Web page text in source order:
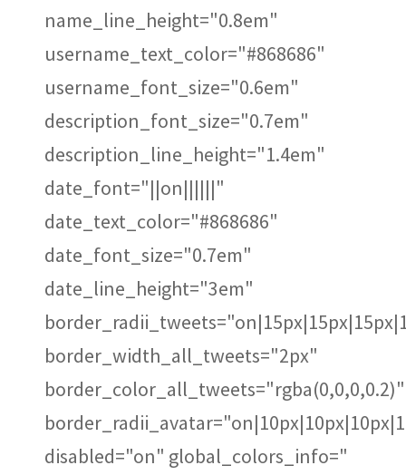
name_line_height="0.8em"
username_text_color="#868686"
username_font_size="0.6em"
description_font_size="0.7em"
description_line_height="1.4em"
date_font="||on||||||"
date_text_color="#868686"
date_font_size="0.7em"
date_line_height="3em"
border_width_all_tweets="2px"
border_color_all_tweets="rgba(0,0,0,0.2)"
disabled="on" global_colors_info="